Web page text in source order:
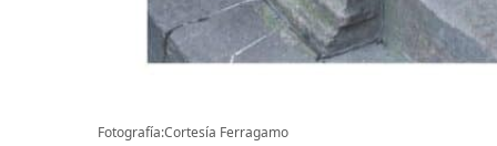
Fotografía:Cortesía Ferragamo